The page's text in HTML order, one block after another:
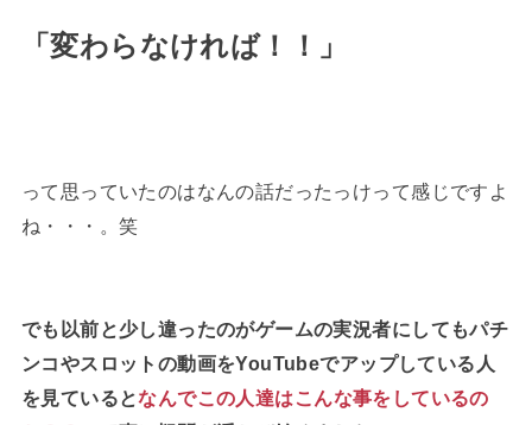
「変わらなければ！！」
って思っていたのはなんの話だったっけって感じですよ
ね・・・。笑
でも以前と少し違ったのがゲームの実況者にしてもパチ
ンコやスロットの動画をYouTubeでアップしている人
を見ているとなんでこの人達はこんな事をしているの